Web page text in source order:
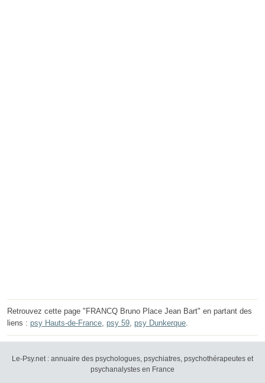
Retrouvez cette page "FRANCQ Bruno Place Jean Bart" en partant des
liens : psy Hauts-de-France, psy 59, psy Dunkerque.
Le-Psy.net : annuaire des psychologues, psychiatres, psychothérapeutes et
psychanalystes en France